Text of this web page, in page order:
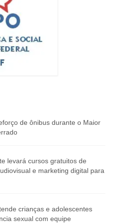
de ônibus durante o Maior
levará cursos gratuitos de
e marketing digital para
crianças e adolescentes
sexual com equipe